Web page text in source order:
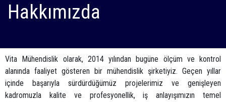
Hakkımızda
Vita Mühendislik olarak, 2014 yılından bugüne ölçüm ve kontrol
alanında faaliyet gösteren bir mühendislik şirketiyiz. Geçen yıllar
içinde başarıyla sürdürdüğümüz projelerimiz ve genişleyen
kadromuzla kalite ve profesyonellik, iş anlayışımızın temel